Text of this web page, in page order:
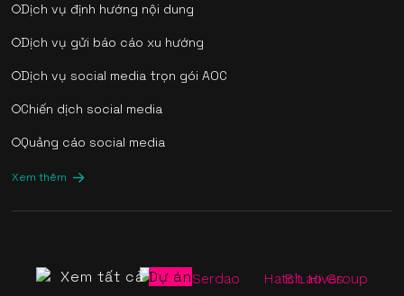
Dịch vụ định hướng nội dung
Dịch vụ gửi báo cáo xu hướng
Dịch vụ social media trọn gói AOC
Chiến dịch social media
Quảng cáo social media
Xem thêm
Xem tất cảDự án